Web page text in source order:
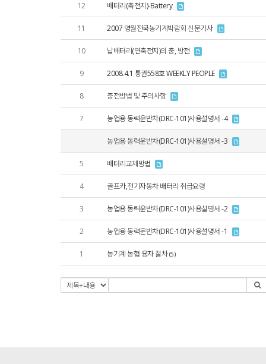
12 배터리(축전지)-Battery
11 2007 영월전국농기계박람회 신문기사
10 납배터리(연축전지)의 충, 방전
9 2008.4.1 통권558호 WEEKLY PEOPLE
8 충전방법 및 주의사항
7 농업용 동력운반차(DRC-101)사용설명서 -4
농업용 동력운반차(DRC-101)사용설명서 -3
5 배터리교체방법
4 골프카,전기자동차 배터리 취급요령
3 농업용 동력운반차(DRC-101)사용설명서 -2
2 농업용 동력운반차(DRC-101)사용설명서 -1
1 농기계 농협 융자 절차 (5)